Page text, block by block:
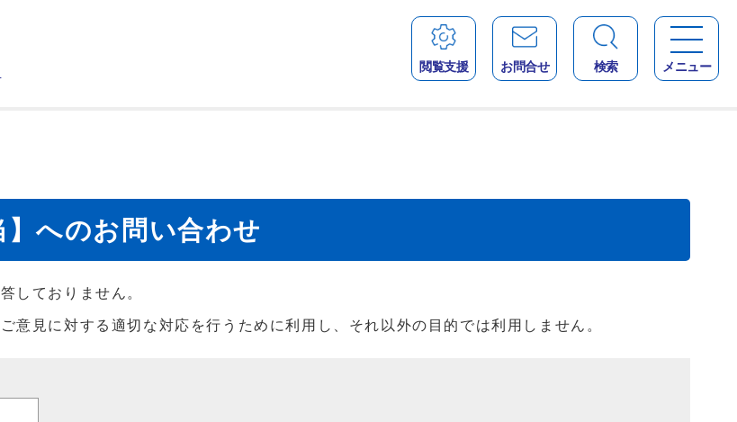
閲覧支援 お問合せ 検索 メニュー
】へのお問い合わせ
しておりません。
意見に対する適切な対応を行うために利用し、それ以外の目的では利用しません。